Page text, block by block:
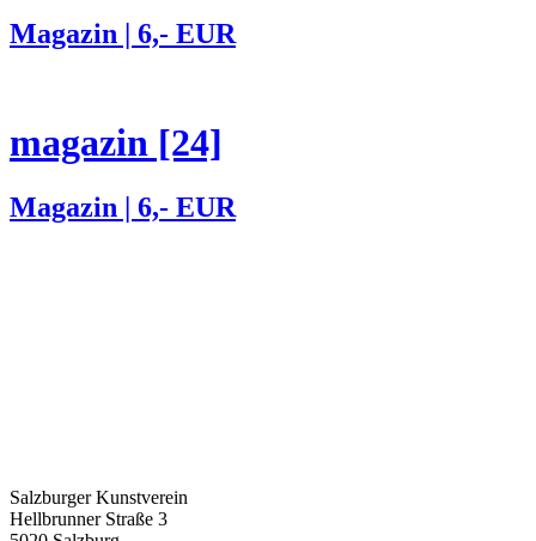
Magazin | 6,- EUR
magazin [24]
Magazin | 6,- EUR
Salzburger Kunstverein
Hellbrunner Straße 3